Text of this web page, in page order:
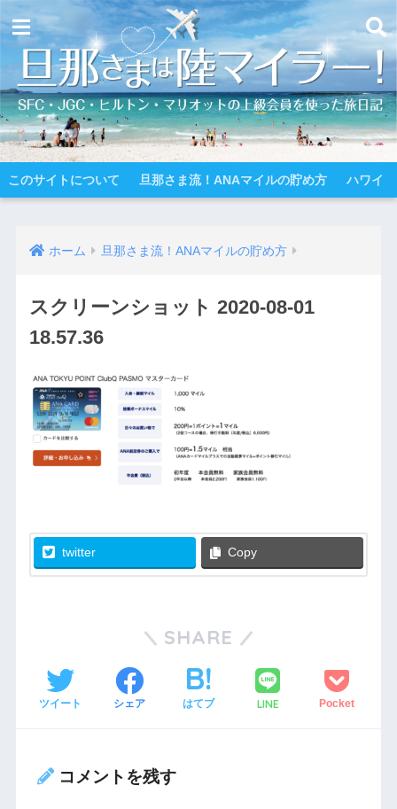
このサイトについて 旦那さま流！ANAマイルの貯め方 ハワイ
ホーム 旦那さま流！ANAマイルの貯め方
スクリーンショット 2020-08-01
18.57.36
twitter Copy
SHARE
ツイート シェア はてブ LINE Pocket
コメントを残す